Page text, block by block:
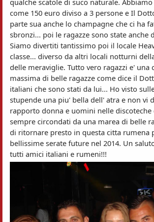
qualche scatole di suco naturale.
come 150 euro diviso a 3 persone e Il
parte sua anche lo champagne che ci ha
sbronzi... poi le ragazze sono state anche
Siamo divertiti tantissimo poi il locale
classe... diverso da altri locali notturni
delle meraviglie. Tutto vero ragazzi e' una
massima di belle ragazze come dice il
italiani che sono stati da lui... Ho visto
stupende una piu' bella dell' atra e non vi
rapporto donna e uomini nelle discoteche
sempre circondati da una marea di belle
di ritornare presto in questa citta rumena
bellissime serate future nel 2014. Un
tutti amici italiani e rumeni!!!